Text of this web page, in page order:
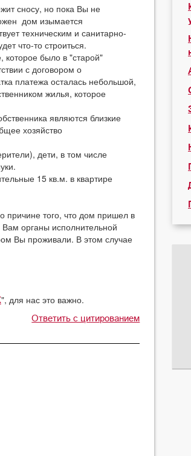
сносу, но пока Вы не
дом изымается
техническим и санитарно-
что-то строиться.
было в "старой"
с договором о
платежа осталась небольшой,
жилья, которое
являются близкие
хозяйство
дети, в том числе
15 кв.м. в квартире
причине того, что дом пришел в
Вам органы исполнительной
Вы проживали. В этом случае
", для нас это важно.
Ответить с цитированием